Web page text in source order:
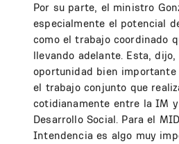
Por su parte, el ministro
especialmente el potencial
como el trabajo coordinado
llevando adelante. Esta, dijo,
oportunidad bien
el trabajo conjunto que
cotidianamente entre la IM
Desarrollo Social. Para el
Intendencia es algo muy